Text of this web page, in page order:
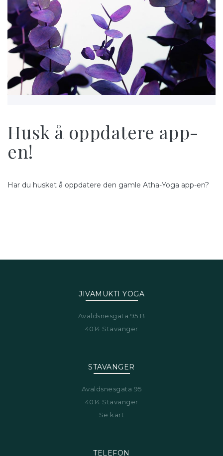
Husk å oppdatere app-
en!
Har du husket å oppdatere den gamle Atha-Yoga app-en?
JIVAMUKTI YOGA
Avaldsnesgata 95 B
4014 Stavanger
STAVANGER
Avaldsnesgata 95
4014 Stavanger
Se kart
TELEFON